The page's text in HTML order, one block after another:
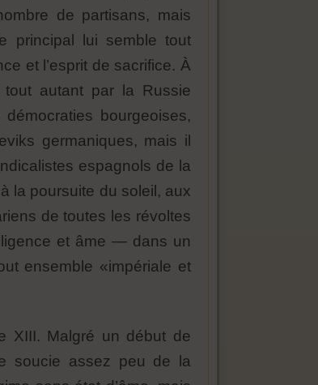
de partisans, mais
principal lui semble tout
et l’esprit de sacrifice. À
tout autant par la Russie
bourgeoises,
germaniques, mais il
espagnols de la
la poursuite du soleil, aux
de toutes les révoltes
et âme — dans un
ensemble «impériale et
XIII. Malgré un début de
soucie assez peu de la